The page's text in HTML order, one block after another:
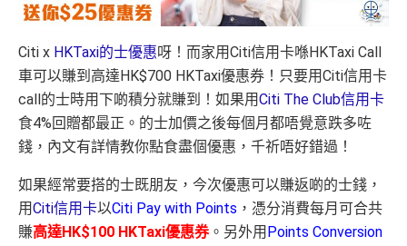
Citi x HKTaxi的士優惠呀！而家用Citi信用卡喺HKTaxi Call
車可以賺到高達HK$700 HKTaxi優惠券！只要用Citi信用卡
call的士時用下啲積分就賺到！如果用Citi The Club信用卡
食4%回贈都最正。的士加價之後每個月都唔覺意跌多咗
錢，內文有詳情教你點食盡個優惠，千祈唔好錯過！
如果經常要搭的士既朋友，今次優惠可以賺返啲的士錢，
用Citi信用卡以Citi Pay with Points ，憑分消費每月可合共
賺高達HK$100 HKTaxi優惠券。另外用 Points Conversion